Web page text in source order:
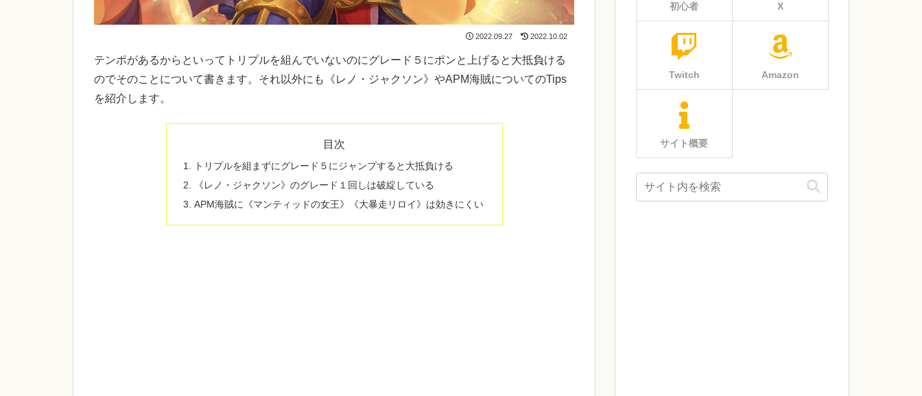
2022.09.27 2022.10.02
テンポがあるからといってトリプルを組んでいないのにグレード５にポンと上げると大抵負ける
のでそのことについて書きます。それ以外にも《レノ・ジャクソン》やAPM海賊についてのTips
を紹介します。
目次
トリプルを組まずにグレード５にジャンプすると大抵負ける
《レノ・ジャクソン》のグレード１回しは破綻している
APM海賊に《マンティッドの女王》《大暴走リロイ》は効きにくい
初心者 X
Twitch Amazon
サイト概要